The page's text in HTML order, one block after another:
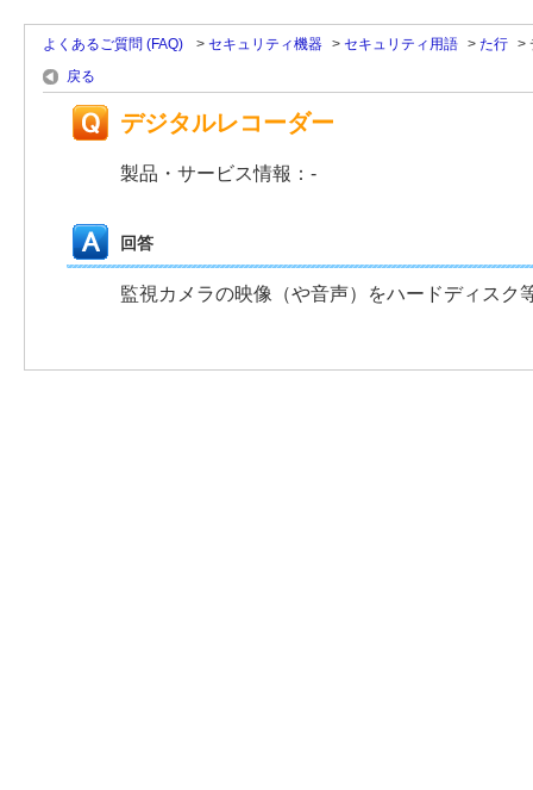
よくあるご質問 (FAQ) > セキュリティ機器 > セキュリティ用語 > た行 >
戻る
デジタルレコーダー
製品・サービス情報：-
回答
監視カメラの映像（や音声）をハードディス